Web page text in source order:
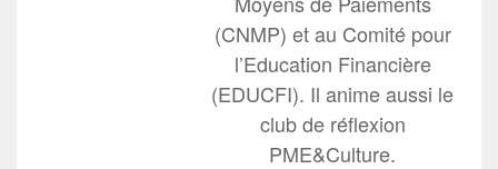
(CNMP) et au Comité pour
l’Education Financière
(EDUCFI). Il anime aussi le
club de réflexion
PME&Culture.